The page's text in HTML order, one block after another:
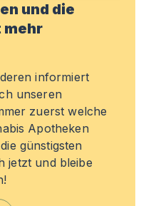
und die
mehr
informiert
unseren
zuerst welche
Apotheken
günstigsten
jetzt und bleibe